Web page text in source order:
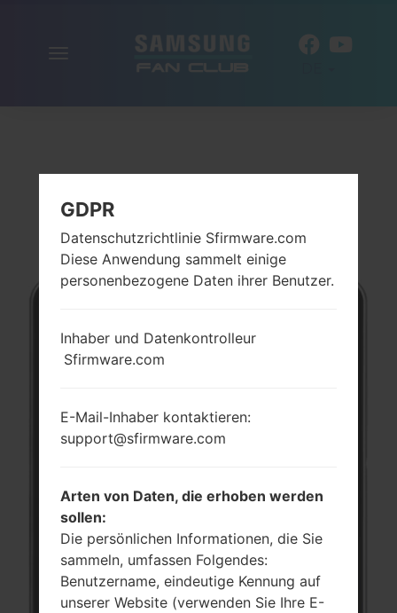
GDPR
Datenschutzrichtlinie Sfirmware.com
Diese Anwendung sammelt einige
personenbezogene Daten ihrer Benutzer.
Inhaber und Datenkontrolleur
Sfirmware.com
E-Mail-Inhaber kontaktieren:
support@sfirmware.com
Arten von Daten, die erhoben werden
sollen:
Die persönlichen Informationen, die Sie
sammeln, umfassen Folgendes:
Benutzername, eindeutige Kennung auf
unserer Website (verwenden Sie Ihre E-